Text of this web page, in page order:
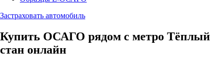
Застраховать автомобиль
Купить ОСАГО рядом с метро Тёплый
стан онлайн